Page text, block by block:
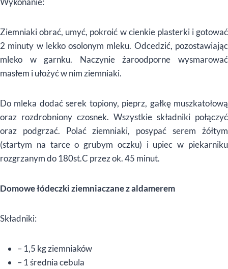
Ziemniaki obrać, umyć, pokroić w cienkie plasterki i gotować
2 minuty w lekko osolonym mleku. Odcedzić, pozostawiając
mleko w garnku. Naczynie żaroodporne wysmarować
masłem i ułożyć w nim ziemniaki.
Do mleka dodać serek topiony, pieprz, gałkę muszkatołową
oraz rozdrobniony czosnek. Wszystkie składniki połączyć
oraz podgrzać. Polać ziemniaki, posypać serem żółtym
(startym na tarce o grubym oczku) i upiec w piekarniku
rozgrzanym do 180st.C przez ok. 45 minut.
Domowe łódeczki ziemniaczane z aldamerem
Składniki:
– 1,5 kg ziemniaków
– 1 średnia cebula